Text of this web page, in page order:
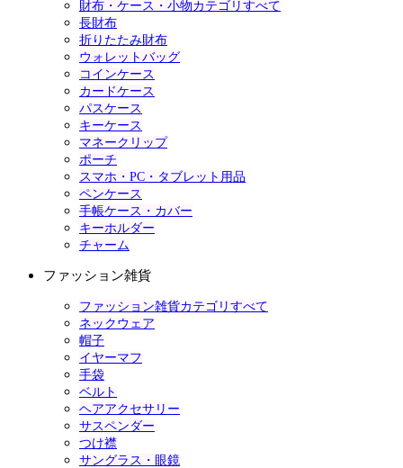
財布・ケース・小物カテゴリすべて
長財布
折りたたみ財布
ウォレットバッグ
コインケース
カードケース
パスケース
キーケース
マネークリップ
ポーチ
スマホ・PC・タブレット用品
ペンケース
手帳ケース・カバー
キーホルダー
チャーム
ファッション雑貨
ファッション雑貨カテゴリすべて
ネックウェア
帽子
イヤーマフ
手袋
ベルト
ヘアアクセサリー
サスペンダー
つけ襟
サングラス・眼鏡